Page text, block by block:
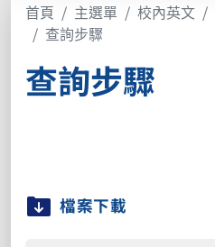
首頁 主選單 校內英文
查詢步驟
查詢步驟
檔案下載